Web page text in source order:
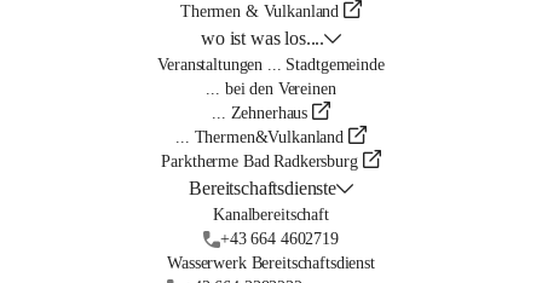
Thermen & Vulkanland
wo ist was los....
Veranstaltungen ... Stadtgemeinde
... bei den Vereinen
... Zehnerhaus
... Thermen&Vulkanland
Parktherme Bad Radkersburg
Bereitschaftsdienste
Kanalbereitschaft
+43 664 4602719
Wasserwerk Bereitschaftsdienst